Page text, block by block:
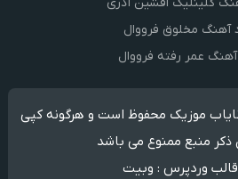
گلینلیک افشین آذری
آهنگ مخلوق فرووال
آهنگ عمر رفته فرووال
موزیک محفوظ است و هرگونه کپی
ذکر منبع ممنوع می باشد
وردپرس : وبیت